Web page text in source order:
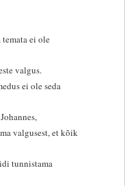
ei ole
valgus.
ei ole seda
valgusest, et kõik
tunnistama